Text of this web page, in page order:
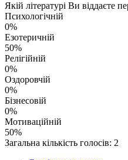
Якій літературі Ви віддаєте
Психологічній
0%
Езотеричній
50%
Релігійній
0%
Оздоровчій
0%
Бізнесовій
0%
Мотиваційній
50%
Загальна кількість голосів: 2